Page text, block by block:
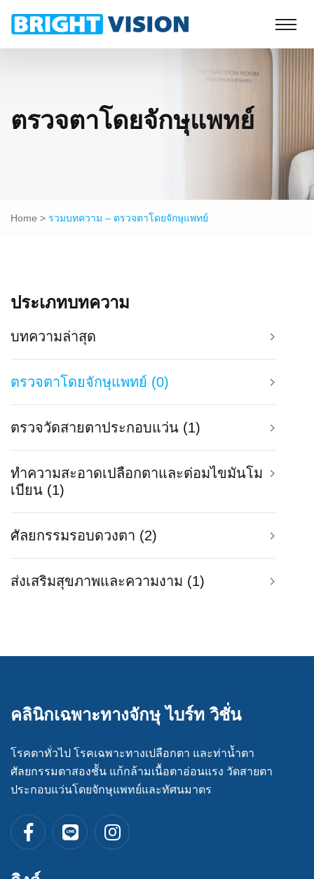
ตรวจตาโดยจักษุแพทย์
Home > รวมบทความ – ตรวจตาโดยจักษุแพทย์
ประเภทบทความ
บทความล่าสุด
ตรวจตาโดยจักษุแพทย์ (0)
ตรวจวัดสายตาประกอบแว่น (1)
ทำความสะอาดเปลือกตาและต่อมไขมันโม
เบียน (1)
ศัลยกรรมรอบดวงตา (2)
ส่งเสริมสุขภาพและความงาม (1)
คลินิกเฉพาะทางจักษุ ไบร์ท วิชั่น
โรคตาทั่วไป โรคเฉพาะทางเปลือกตา และท่าน้ำตา
ศัลยกรรมตาสองชััน แก้กล้ามเนื้อตาอ่อนแรง วัดสายตา
ประกอบแว่นโดยจักษุแพทย์และทัศนมาตร